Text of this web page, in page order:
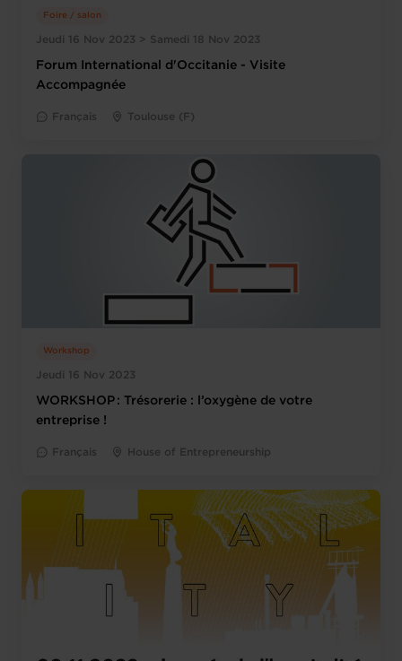
Jeudi 16 Nov 2023 > Samedi 18 Nov 2023
Foire / salon
Forum International d'Occitanie - Visite
Accompagnée
Français Toulouse (F)
Jeudi 16 Nov 2023
Workshop
WORKSHOP : Trésorerie : l’oxygène de votre
entreprise !
Français House of Entrepreneurship